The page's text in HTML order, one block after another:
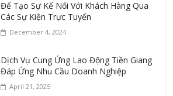
Để Tạo Sự Kế Nối Với Khách Hàng Qua
Các Sự Kiện Trực Tuyến
December 4, 2024
Dịch Vụ Cung Ứng Lao Động Tiền Giang
Đáp Ứng Nhu Cầu Doanh Nghiệp
April 21, 2025